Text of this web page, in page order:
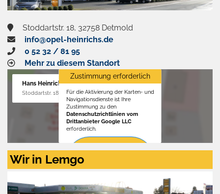
Stoddartstr. 18, 32758 Detmold
info@opel-heinrichs.de
0 52 32 / 81 95
Mehr zu diesem Standort
Hans Heinrichs GmbH
Stoddartstr. 18, 32758 Detmold
Zustimmung erforderlich
Für die Aktivierung der Karten- und
Navigationsdienste ist Ihre
Zustimmung zu den
Datenschutzrichtlinien vom
Drittanbieter Google LLC
erforderlich.
Zustimmen
aktivieren
Wir in Lemgo